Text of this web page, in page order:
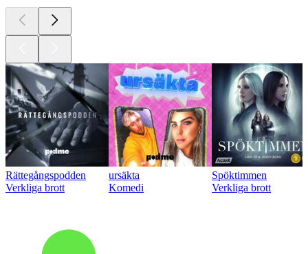
Rättegångspodden
Verkliga brott
ursäkta
Komedi
Spöktimmen
Verkliga brott